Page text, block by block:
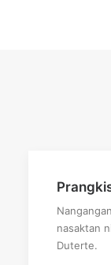
nasaktan
Duterte.